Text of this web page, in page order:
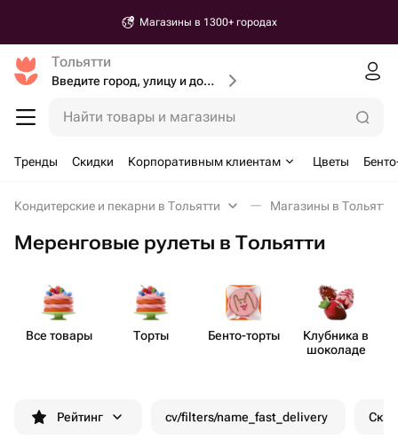
Магазины в 1300+ городах
Тольятти
Введите город, улицу и дом доставки
Найти товары и магазины
Тренды Скидки Корпоративным клиентам Цветы
Кондитерские и пекарни в Тольятти Магазины в Тольятти
Меренговые рулеты в Тольятти
Все товары Торты Бенто​-торты
Клубника в
шоколаде
Рейтинг cv/filters/name_fast_delivery